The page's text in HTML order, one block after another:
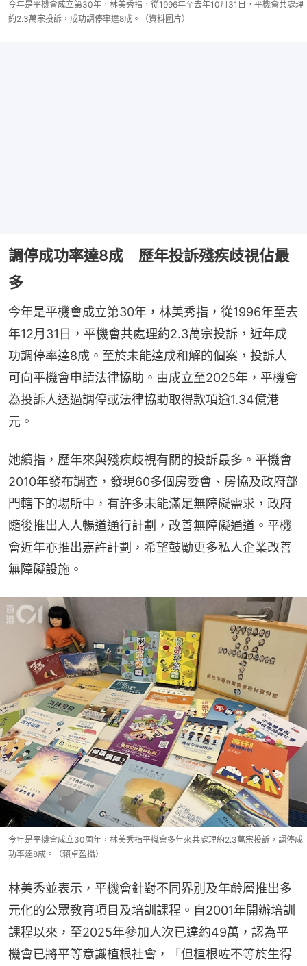
今年是平機會成立第30年，林美秀指，從1996年至去年10月31日，平機會共處理
約2.3萬宗投訴，成功調停率達8成。（資料圖片）
調停成功率達8成 歷年投訴殘疾歧視佔最
多
今年是平機會成立第30年，林美秀指，從1996年至去
年12月31日，平機會共處理約2.3萬宗投訴，近年成
功調停率達8成。至於未能達成和解的個案，投訴人
可向平機會申請法律協助。由成立至2025年，平機會
為投訴人透過調停或法律協助取得款項逾1.34億港
元。
她續指，歷年來與殘疾歧視有關的投訴最多。平機會
2010年發布調查，發現60多個房委會、房協及政府部
門轄下的場所中，有許多未能滿足無障礙需求，政府
隨後推出人人暢道通行計劃，改善無障礙通道。平機
會近年亦推出嘉許計劃，希望鼓勵更多私人企業改善
無障礙設施。
今年是平機會成立30周年，林美秀指平機會多年來共處理約2.3萬宗投訴，調停成
功率達8成。（賴卓盈攝）
林美秀並表示，平機會針對不同界別及年齡層推出多
元化的公眾教育項目及培訓課程。自2001年開辦培訓
課程以來，至2025年參加人次已達約49萬，認為平
機會已將平等意識植根社會，「但植根咗不等於生得